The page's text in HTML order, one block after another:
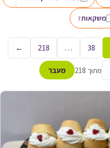
משקאות7
38
…
218
←
מתוך 218 מעבר